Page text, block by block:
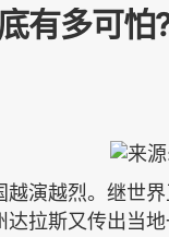
有多可怕
越演越烈。继世
达拉斯又传出当